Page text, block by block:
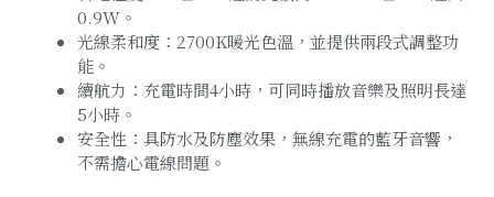
0.9W。
光線柔和度：2700K暖光色溫，並提供兩段式調整功
能。
續航力：充電時間4小時，可同時播放音樂及照明長達
5小時。
安全性：具防水及防塵效果，無線充電的藍牙音響，
不需擔心電線問題。